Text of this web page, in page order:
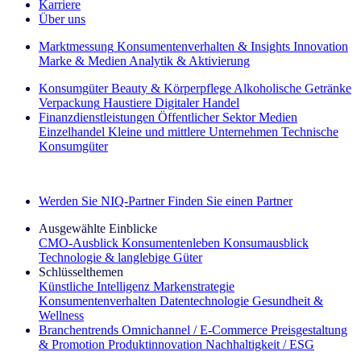
Karriere
Über uns
Marktmessung Konsumentenverhalten & Insights Innovation
Marke & Medien Analytik & Aktivierung
Konsumgüter Beauty & Körperpflege Alkoholische Getränke
Verpackung Haustiere Digitaler Handel
Finanzdienstleistungen Öffentlicher Sektor Medien
Einzelhandel Kleine und mittlere Unternehmen Technische
Konsumgüter
Werden Sie NIQ-Partner Finden Sie einen Partner
Ausgewählte Einblicke
CMO‑Ausblick Konsumentenleben Konsumausblick
Technologie & langlebige Güter
Schlüsselthemen
Künstliche Intelligenz Markenstrategie
Konsumentenverhalten Datentechnologie Gesundheit &
Wellness
Branchentrends Omnichannel / E‑Commerce Preisgestaltung
& Promotion Produktinnovation Nachhaltigkeit / ESG